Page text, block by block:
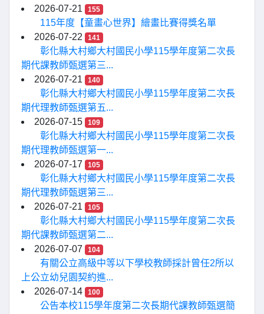
2026-07-21
155
115年度【童畫心世界】繪畫比賽得獎名單
2026-07-22
141
彰化縣大村鄉大村國民小學115學年度第二次長
期代課教師甄選第三...
2026-07-21
140
彰化縣大村鄉大村國民小學115學年度第二次長
期代理教師甄選第五...
2026-07-15
109
彰化縣大村鄉大村國民小學115學年度第二次長
期代理教師甄選第一...
2026-07-17
105
彰化縣大村鄉大村國民小學115學年度第二次長
期代理教師甄選第三...
2026-07-21
105
彰化縣大村鄉大村國民小學115學年度第二次長
期代課教師甄選第二...
2026-07-07
104
有關公立高級中等以下學校教師採計曾任2所以
上公立幼兒園契約進...
2026-07-14
100
公告本校115學年度第二次長期代課教師甄選簡